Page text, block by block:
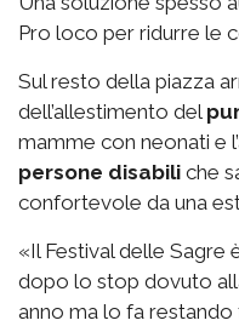
Pro loco per ridurre le
Sul resto della piazza
dell’allestimento del
mamme con neonati e
persone disabili che
confortevole da una
«Il Festival delle Sagre
dopo lo stop dovuto
anno ma lo fa